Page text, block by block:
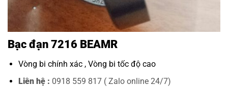
Bạc đạn 7216 BEAMR
Vòng bi chính xác , Vòng bi tốc độ cao
Liên hệ : 0918 559 817 ( Zalo online 24/7)